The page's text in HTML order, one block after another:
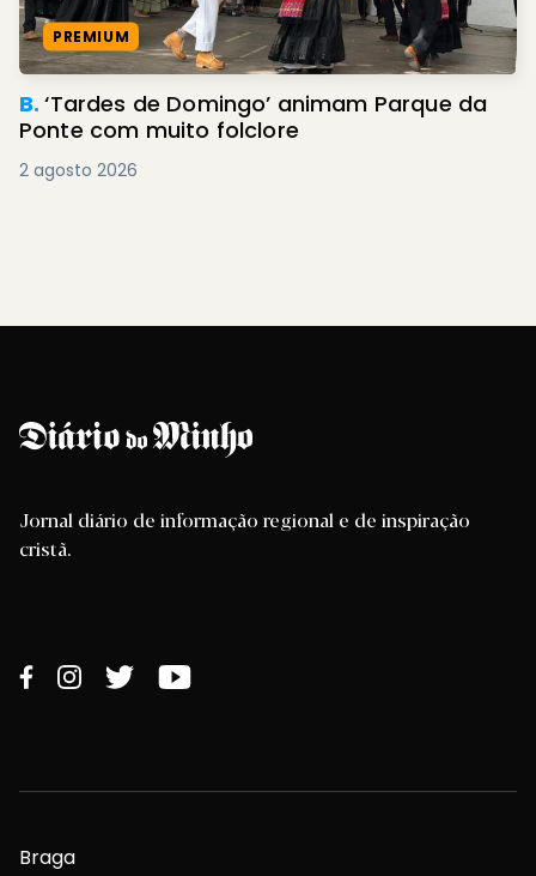
PREMIUM
B.‘Tardes de Domingo’ animam Parque da
Ponte com muito folclore
2 agosto 2026
Jornal diário de informação regional e de inspiração
cristã.
Braga